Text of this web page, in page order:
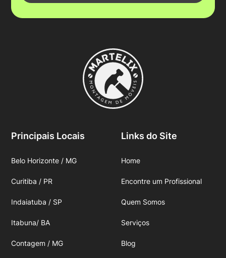
Principais Locais
Belo Horizonte / MG
Curitiba / PR
Indaiatuba / SP
Itabuna/ BA
Contagem / MG
Links do Site
Home
Encontre um Profissional
Quem Somos
Serviços
Blog